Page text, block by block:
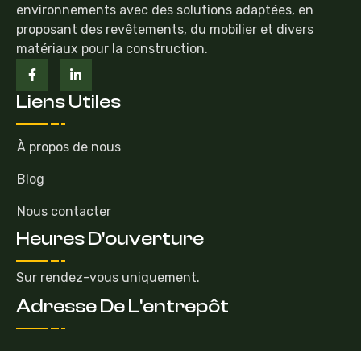
environnements avec des solutions adaptées, en
proposant des revêtements, du mobilier et divers
matériaux pour la construction.
Liens Utiles
À propos de nous
Blog
Nous contacter
Heures D'ouverture
Sur rendez-vous uniquement.
Adresse De L'entrepôt